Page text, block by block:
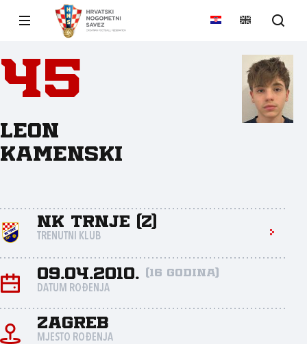
45
Leon
Kamenski
NK Trnje (Z)
TRENUTNI KLUB
09.04.2010. (16 godina)
DATUM ROĐENJA
Zagreb
MJESTO ROĐENJA